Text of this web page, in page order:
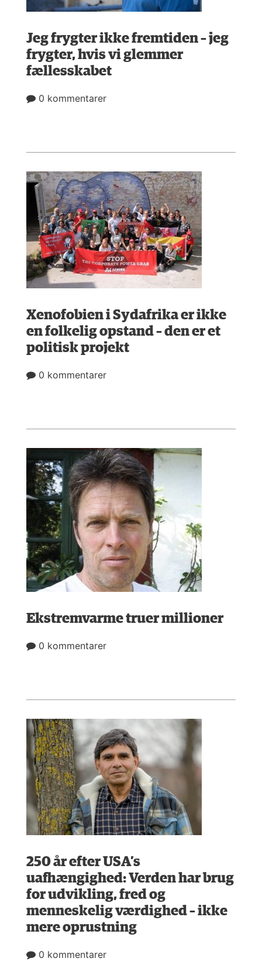
Jeg frygter ikke fremtiden – jeg
frygter, hvis vi glemmer
fællesskabet
0 kommentarer
Xenofobien i Sydafrika er ikke
en folkelig opstand – den er et
politisk projekt
0 kommentarer
Ekstremvarme truer millioner
0 kommentarer
250 år efter USA’s
uafhængighed: Verden har brug
for udvikling, fred og
menneskelig værdighed – ikke
mere oprustning
0 kommentarer